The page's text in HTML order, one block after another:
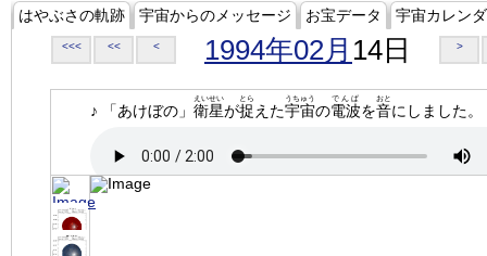
はやぶさの軌跡 宇宙からのメッセージ お宝データ 宇宙カレン
<<< << < 1994年02月 14日 >
♪ 「あけぼの」 衛星
えいせい
が捉
とら
えた宇宙
うちゅう
の電波
でんぱ
を音
おと
にしました。